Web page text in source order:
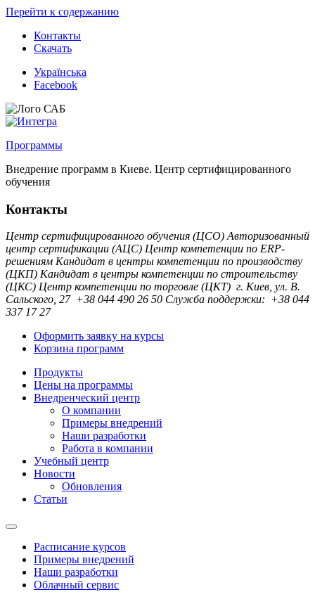
Перейти к содержанию
Контакты
Скачать
Українська
Facebook
Программы
Внедрение программ в Киеве. Центр сертифицированного
обучения
Контакты
Центр сертифицированного обучения (ЦСО) Авторизованный
центр сертификации (АЦС) Центр компетенции по ERP-
решениям Кандидат в центры компетенции по производству
(ЦКП) Кандидат в центры компетенции по строительству
(ЦКС) Центр компетенции по торговле (ЦКТ) г. Киев, ул. B.
Сальского, 27 +38 044 490 26 50 Служба поддержки: +38 044
337 17 27
Оформить заявку на курсы
Корзина программ
Продукты
Цены на программы
Внедренческий центр
О компании
Примеры внедрений
Наши разработки
Работа в компании
Учебный центр
Новости
Обновления
Статьи
Расписание курсов
Примеры внедрений
Наши разработки
Облачный сервис